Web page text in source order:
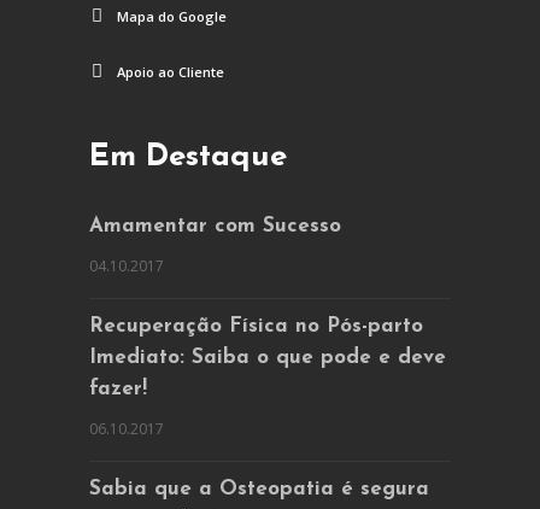
Mapa do Google
Apoio ao Cliente
Em Destaque
Amamentar com Sucesso
04.10.2017
Recuperação Física no Pós-parto
Imediato: Saiba o que pode e deve
fazer!
06.10.2017
Sabia que a Osteopatia é segura